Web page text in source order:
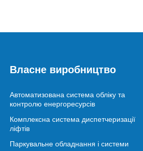
Власне виробництво
Автоматизована система обліку та
контролю енергоресурсів
Комплексна система диспетчеризації
ліфтів
Паркувальне обладнання і системи